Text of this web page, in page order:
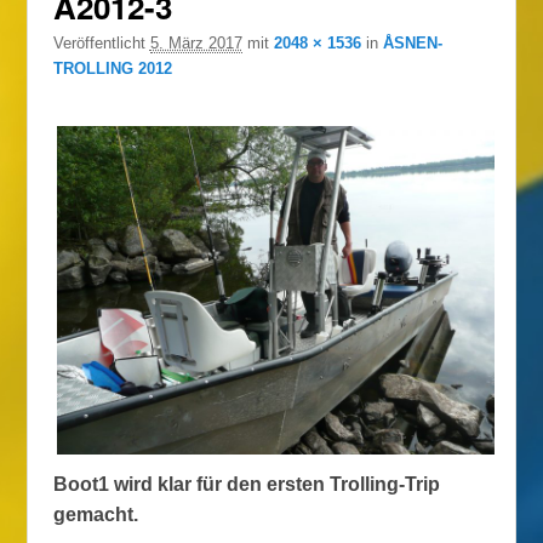
Veröffentlicht 5. März 2017mit 2048 × 1536in ÅSNEN-
TROLLING 2012
Boot1 wird klar für den ersten Trolling-Trip
gemacht.